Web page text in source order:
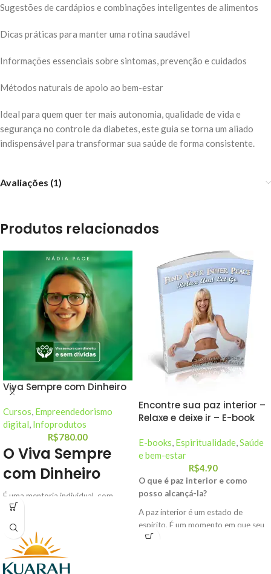
Sugestões de cardápios e combinações inteligentes de alimentos
Dicas práticas para manter uma rotina saudável
Informações essenciais sobre sintomas, prevenção e cuidados
Métodos naturais de apoio ao bem-estar
Ideal para quem quer ter mais autonomia, qualidade de vida e
segurança no controle da diabetes, este guia se torna um aliado
indispensável para transformar sua saúde de forma consistente.
Avaliações (1)
Produtos relacionados
Viva Sempre com Dinheiro
Cursos, Empreendedorismo
digital, Infoprodutos
R$780.00
O Viva Sempre
com Dinheiro
É uma mentoria individual, com
aulas gravadas, que qualquer
pessoa consegue realizar, sair das
dívidas, limpar o seu nome, realizar
os seus sonhos e viver sempre com
dinheiro.
Encontre sua paz interior –
Relaxe e deixe ir – E-book
E-books, Espiritualidade,Saúde
e bem-estar
R$4.90
O que é paz interior e como
posso alcançá-la?
A paz interior é um estado de
espírito. É um momento em que seu
corpo e sua mente estão quietos e